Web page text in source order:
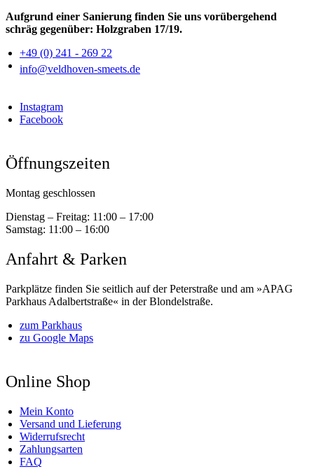
Aufgrund einer Sanierung finden Sie uns vorübergehend
schräg gegenüber: Holzgraben 17/19.
+49 (0) 241 - 269 22
info@veldhoven-smeets.de
Instagram
Facebook
Öffnungszeiten
Montag geschlossen
Dienstag – Freitag: 11:00 – 17:00
Samstag: 11:00 – 16:00
Anfahrt & Parken
Parkplätze finden Sie seitlich auf der Peterstraße und am »APAG
Parkhaus Adalbertstraße« in der Blondelstraße.
zum Parkhaus
zu Google Maps
Online Shop
Mein Konto
Versand und Lieferung
Widerrufsrecht
Zahlungsarten
FAQ